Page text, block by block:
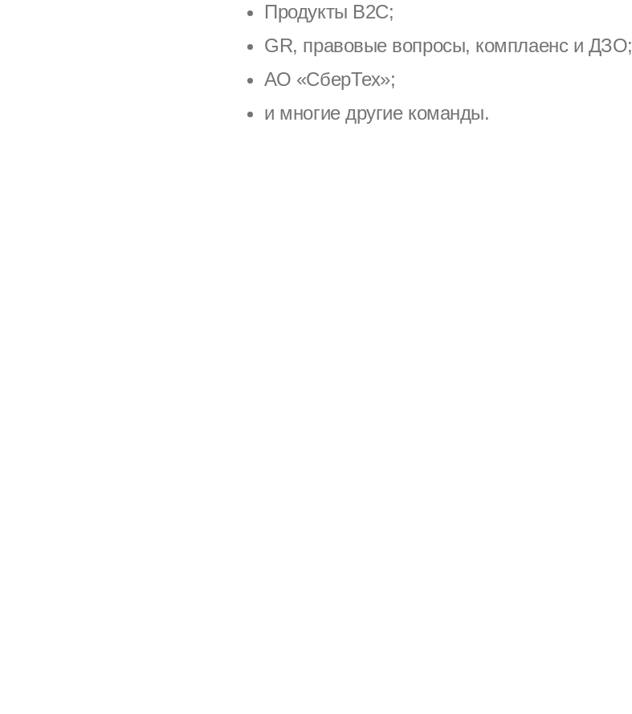
Продукты B2C;
GR, правовые вопросы, комплаенс и ДЗО;
АО «СберТех»;
и многие другие команды.